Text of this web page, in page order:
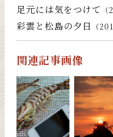
足元には気をつけて
彩雲と松島の夕日 （
関連記事画像